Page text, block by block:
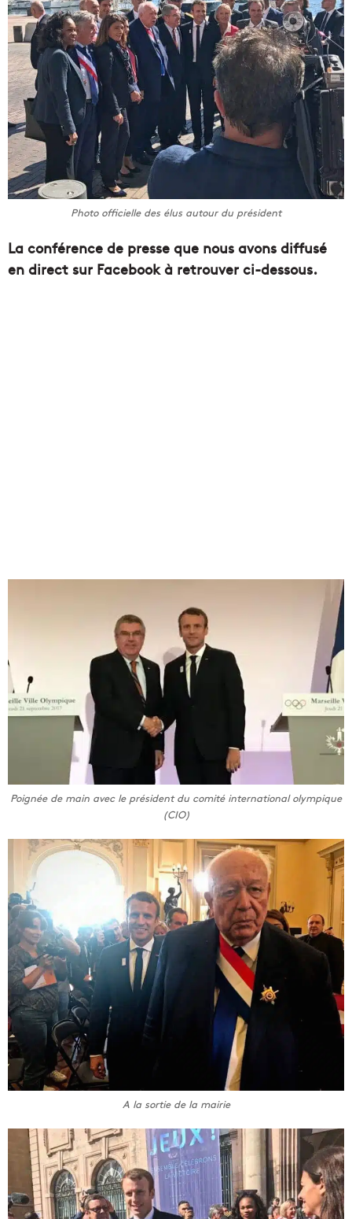
Photo officielle des élus autour du président
La conférence de presse que nous avons diffusé
en direct sur Facebook à retrouver ci-dessous.
Poignée de main avec le président du comité international olympique
(CIO)
A la sortie de la mairie